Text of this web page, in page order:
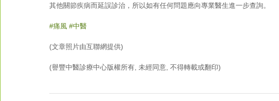
其他關節疾病而延誤診治，所以如有任何問題應向專業醫生進一步查詢。
#痛風 #中醫
(文章照片由互聯網提供)
(譽豐中醫診療中心版權所有, 未經同意, 不得轉載或翻印)